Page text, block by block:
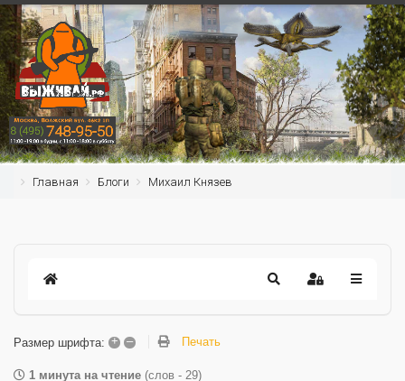
Главная Блоги Михаил Князев
Размер шрифта: + – Печать
1 минута на чтение (слов - 29)